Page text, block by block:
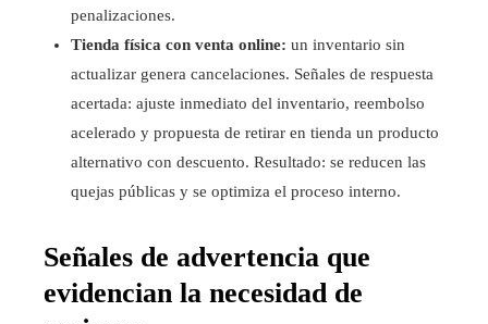
penalizaciones.
Tienda física con venta online: un inventario sin
actualizar genera cancelaciones. Señales de respuesta
acertada: ajuste inmediato del inventario, reembolso
acelerado y propuesta de retirar en tienda un producto
alternativo con descuento. Resultado: se reducen las
quejas públicas y se optimiza el proceso interno.
Señales de advertencia que
evidencian la necesidad de